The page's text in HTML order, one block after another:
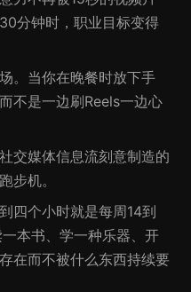
分钟时，职业目标变得
。当你在晚餐时放下手
不是一边刷Reels一边心
交媒体信息流刻意制造的
步机。
四个小时就是每周14到
本书、学一种乐器、开
在而不被什么东西持续要